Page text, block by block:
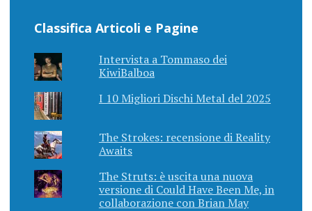
Classifica Articoli e Pagine
Intervista a Tommaso dei
KiwiBalboa
I 10 Migliori Dischi Metal del 2025
The Strokes: recensione di Reality
Awaits
The Struts: è uscita una nuova
versione di Could Have Been Me, in
collaborazione con Brian May